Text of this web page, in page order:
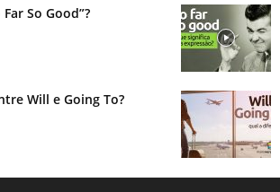
So Good”?
Will e Going To?